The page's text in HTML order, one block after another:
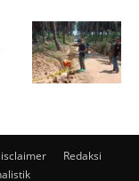
Redaksi